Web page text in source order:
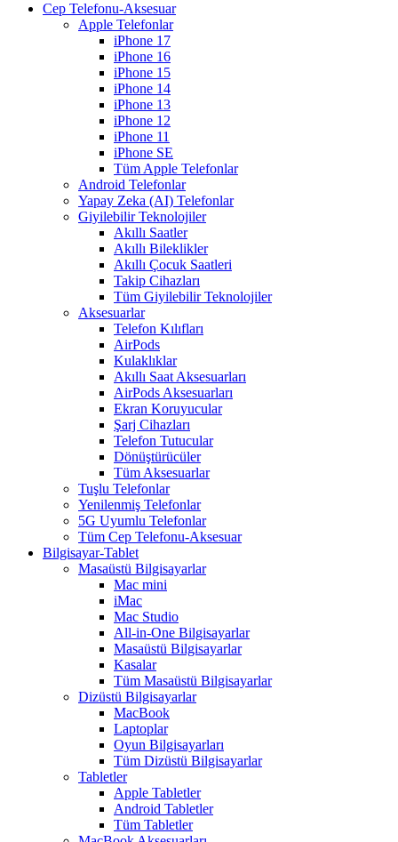
Cep Telefonu-Aksesuar
Apple Telefonlar
iPhone 17
iPhone 16
iPhone 15
iPhone 14
iPhone 13
iPhone 12
iPhone 11
iPhone SE
Tüm Apple Telefonlar
Android Telefonlar
Yapay Zeka (AI) Telefonlar
Giyilebilir Teknolojiler
Akıllı Saatler
Akıllı Bileklikler
Akıllı Çocuk Saatleri
Takip Cihazları
Tüm Giyilebilir Teknolojiler
Aksesuarlar
Telefon Kılıfları
AirPods
Kulaklıklar
Akıllı Saat Aksesuarları
AirPods Aksesuarları
Ekran Koruyucular
Şarj Cihazları
Telefon Tutucular
Dönüştürücüler
Tüm Aksesuarlar
Tuşlu Telefonlar
Yenilenmiş Telefonlar
5G Uyumlu Telefonlar
Tüm Cep Telefonu-Aksesuar
Bilgisayar-Tablet
Masaüstü Bilgisayarlar
Mac mini
iMac
Mac Studio
All-in-One Bilgisayarlar
Masaüstü Bilgisayarlar
Kasalar
Tüm Masaüstü Bilgisayarlar
Dizüstü Bilgisayarlar
MacBook
Laptoplar
Oyun Bilgisayarları
Tüm Dizüstü Bilgisayarlar
Tabletler
Apple Tabletler
Android Tabletler
Tüm Tabletler